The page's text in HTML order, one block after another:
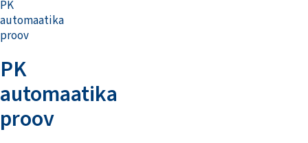
PK
automaatika
proov
PK
automaatika
proov